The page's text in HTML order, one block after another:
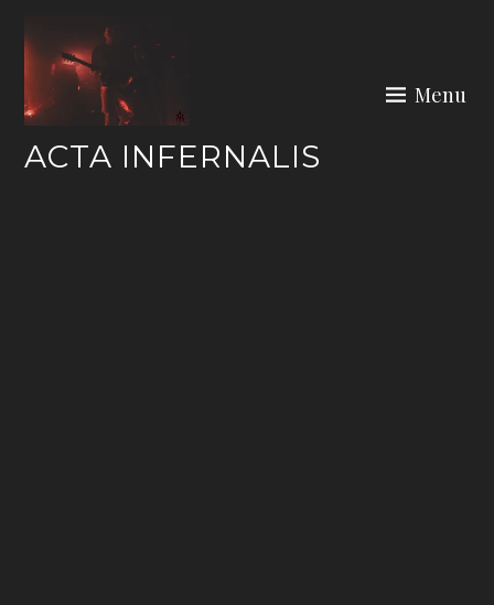
content
ACTA INFERNALIS
Menu